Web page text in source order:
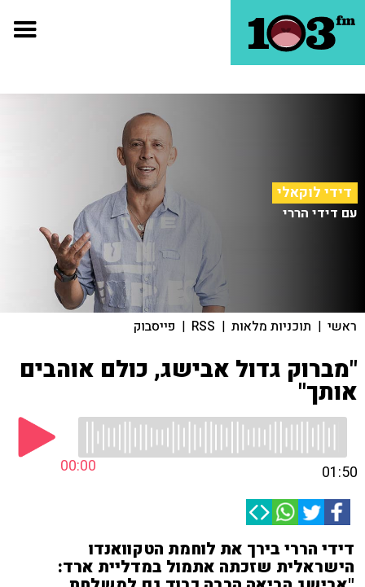
דידי לוקאלי
עם דידי הררי
ראשי | תוכניות מלאות |
RSS
| פייסבוק
"מברוק גדול אבישג, כולם אוהבים
אותך"
00:00 01:50
דידי הררי בירך את לוחמת הטקוואנדו
הישראלית שזכתה אתמול במדליית ארד: